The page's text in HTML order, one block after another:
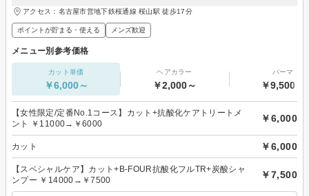
アクセス：名古屋市営地下鉄桜通線 桜山駅 徒歩17分
ポイントが貯まる・使える メンズ歓迎
メニュー別参考価格
カット単価
￥6,000～
ヘアカラー
￥2,000～
パーマ
￥9,500～
【女性限定/定番No.1コース】カット+抗酸化ケアトリートメ
ント ￥11000→￥6000
￥6,000
カット ￥6,000
【スペシャルケア】カット+B-FOUR抗酸化フルTR+炭酸シャ
ンプー ￥14000→￥7500
￥7,500